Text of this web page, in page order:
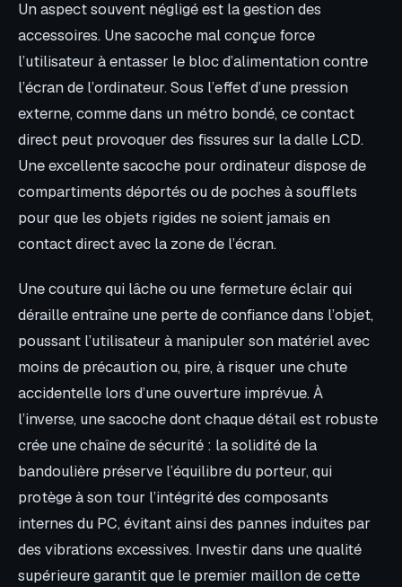
Un aspect souvent négligé est la gestion des
accessoires. Une sacoche mal conçue force
l’utilisateur à entasser le bloc d’alimentation contre
l’écran de l’ordinateur. Sous l’effet d’une pression
externe, comme dans un métro bondé, ce contact
direct peut provoquer des fissures sur la dalle LCD.
Une excellente sacoche pour ordinateur dispose de
compartiments déportés ou de poches à soufflets
pour que les objets rigides ne soient jamais en
contact direct avec la zone de l’écran.
Une couture qui lâche ou une fermeture éclair qui
déraille entraîne une perte de confiance dans l’objet,
poussant l’utilisateur à manipuler son matériel avec
moins de précaution ou, pire, à risquer une chute
accidentelle lors d’une ouverture imprévue. À
l’inverse, une sacoche dont chaque détail est robuste
crée une chaîne de sécurité : la solidité de la
bandoulière préserve l’équilibre du porteur, qui
protège à son tour l’intégrité des composants
internes du PC, évitant ainsi des pannes induites par
des vibrations excessives. Investir dans une qualité
supérieure garantit que le premier maillon de cette